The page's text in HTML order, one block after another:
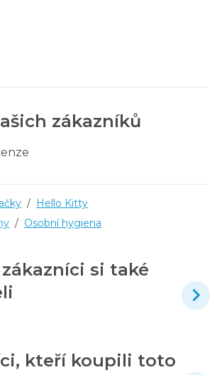
zákazníků
/ Hello Kitty
/ Osobní hygiena
si také
kteří koupili toto